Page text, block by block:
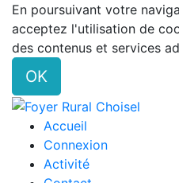
En poursuivant votre
acceptez l'utilisation de
des contenus et services
OK
Accueil
Connexion
Activité